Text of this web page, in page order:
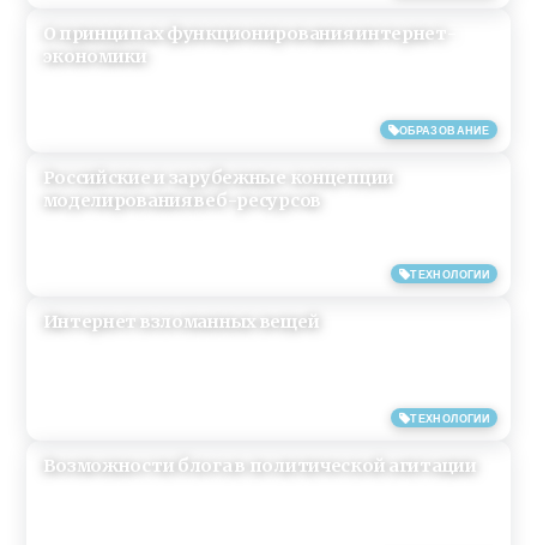
ОБРАЗОВАНИЕ
О принципах функционирования интернет-
экономики
ТЕХНОЛОГИИ
Российские и зарубежные концепции
моделирования веб-ресурсов
ТЕХНОЛОГИИ
Интернет взломанных вещей
Возможности блога в политической агитации